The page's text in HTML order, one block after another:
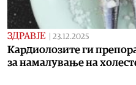
ЗДРАВЈЕ 23.12.2025
Кардиолозите ги
за намалување на